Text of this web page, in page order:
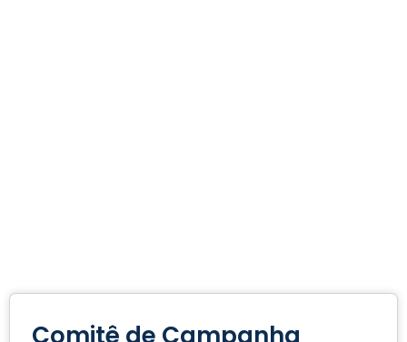
Comitê de Campanha